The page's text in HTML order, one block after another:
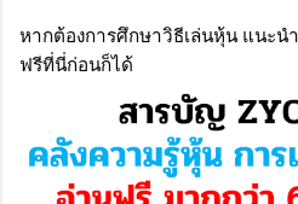
หากต้องการศึกษาวิธีเล่นหุ้น แนะ
ฟรีที่นี่ก่อนก็ได้